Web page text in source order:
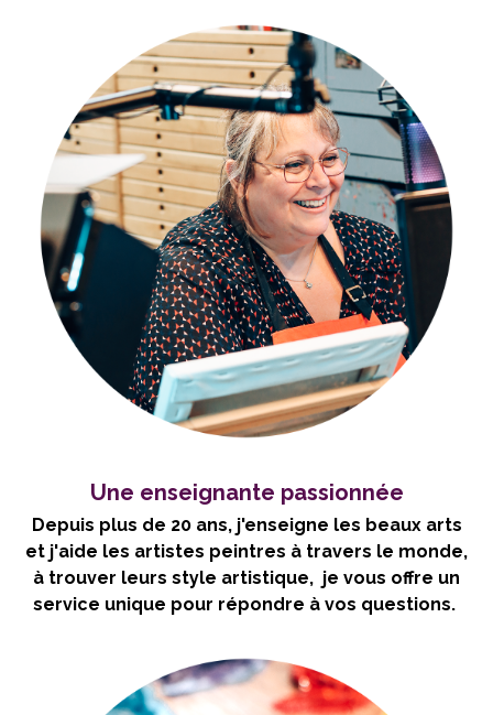
Une enseignante passionnée
Depuis plus de 20 ans, j'enseigne les beaux arts
et j'aide les artistes peintres à travers le monde,
à trouver leurs style artistique, je vous offre un
service unique pour répondre à vos questions.